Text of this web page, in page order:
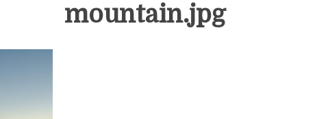
mountain.jpg